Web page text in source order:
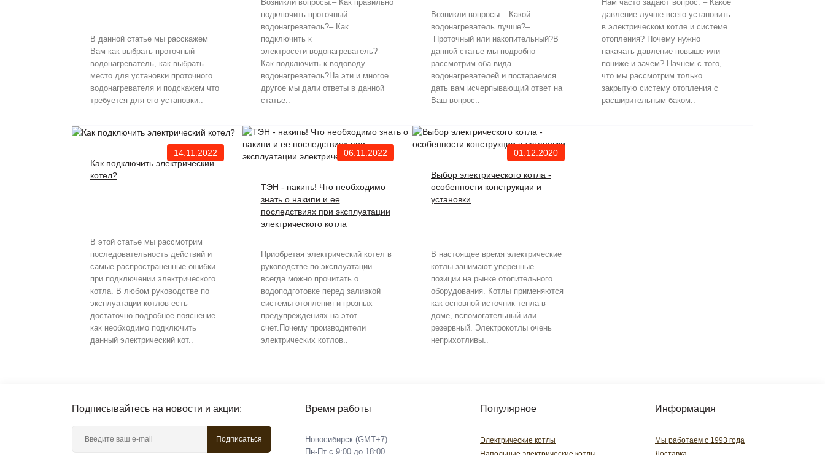
В данной статье мы расскажем
Вам как выбрать проточный
водонагреватель, как выбрать
место для установки проточного
водонагревателя и подскажем что
требуется для его установки..
Возникли вопросы:– Как правильно
подключить проточный
водонагреватель?– Как
подключить к
электросети водонагреватель?-
Как подключить к водоводу
водонагреватель?На эти и многое
другое мы дали ответы в данной
статье..
Возникли вопросы:– Какой
водонагреватель лучше?–
Проточный или накопительный?В
данной статье мы подробно
рассмотрим оба вида
водонагревателей и постараемся
дать вам исчерпывающий ответ на
Ваш вопрос..
Нам часто задают вопрос: – Какое
давление лучше всего установить
в электрическом котле и системе
отопления? Почему нужно
накачать давление повыше или
пониже и зачем? Начнем с того,
что мы рассмотрим только
закрытую систему отопления с
расширительным баком..
14.11.2022
Как подключить электрический
котел?
В этой статье мы рассмотрим
последовательность действий и
самые распространенные ошибки
при подключении электрического
котла. В любом руководстве по
эксплуатации котлов есть
достаточно подробное пояснение
как необходимо подключить
данный электрический кот..
06.11.2022
ТЭН - накипь! Что необходимо
знать о накипи и ее
последствиях при эксплуатации
электрического котла
Приобретая электрический котел в
руководстве по эксплуатации
всегда можно прочитать о
водоподготовке перед заливкой
системы отопления и грозных
предупреждениях на этот
счет.Почему производители
электрических котлов..
01.12.2020
Выбор электрического котла -
особенности конструкции и
установки
В настоящее время электрические
котлы занимают уверенные
позиции на рынке отопительного
оборудования. Котлы применяются
как основной источник тепла в
доме, вспомогательный или
резервный. Электрокотлы очень
неприхотливы..
Подписывайтесь на новости и акции:
Подписаться
Время работы
Новосибирск (GMT+7)
Пн-Пт с 9:00 до 18:00
Популярное
Электрические котлы
Информация
Мы работаем с 1993 года